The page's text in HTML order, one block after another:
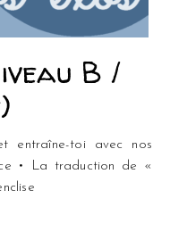
B /
• La traduction de «